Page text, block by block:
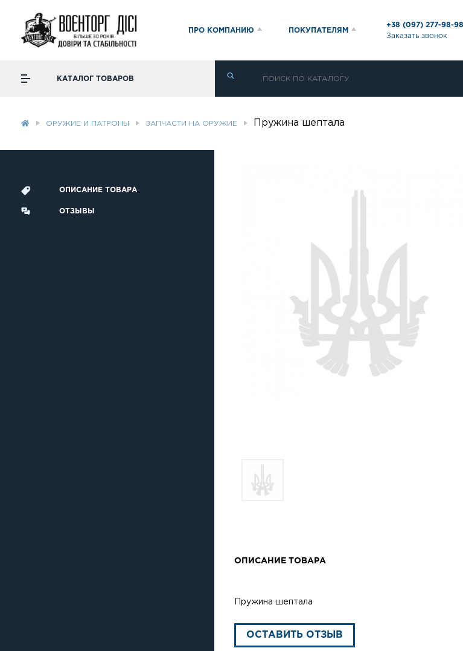
ПРО КОМПАНИЮ ПОКУПАТЕЛЯМ
+38 (097) 277-98-98
Заказать звонок
КАТАЛОГ ТОВАРОВ
ОРУЖИЕ И ПАТРОНЫ ЗАПЧАСТИ НА ОРУЖИЕ Пружина шептала
ОПИСАНИЕ ТОВАРА
ОТЗЫВЫ
ОПИСАНИЕ ТОВАРА
Пружина шептала
ОСТАВИТЬ ОТЗЫВ